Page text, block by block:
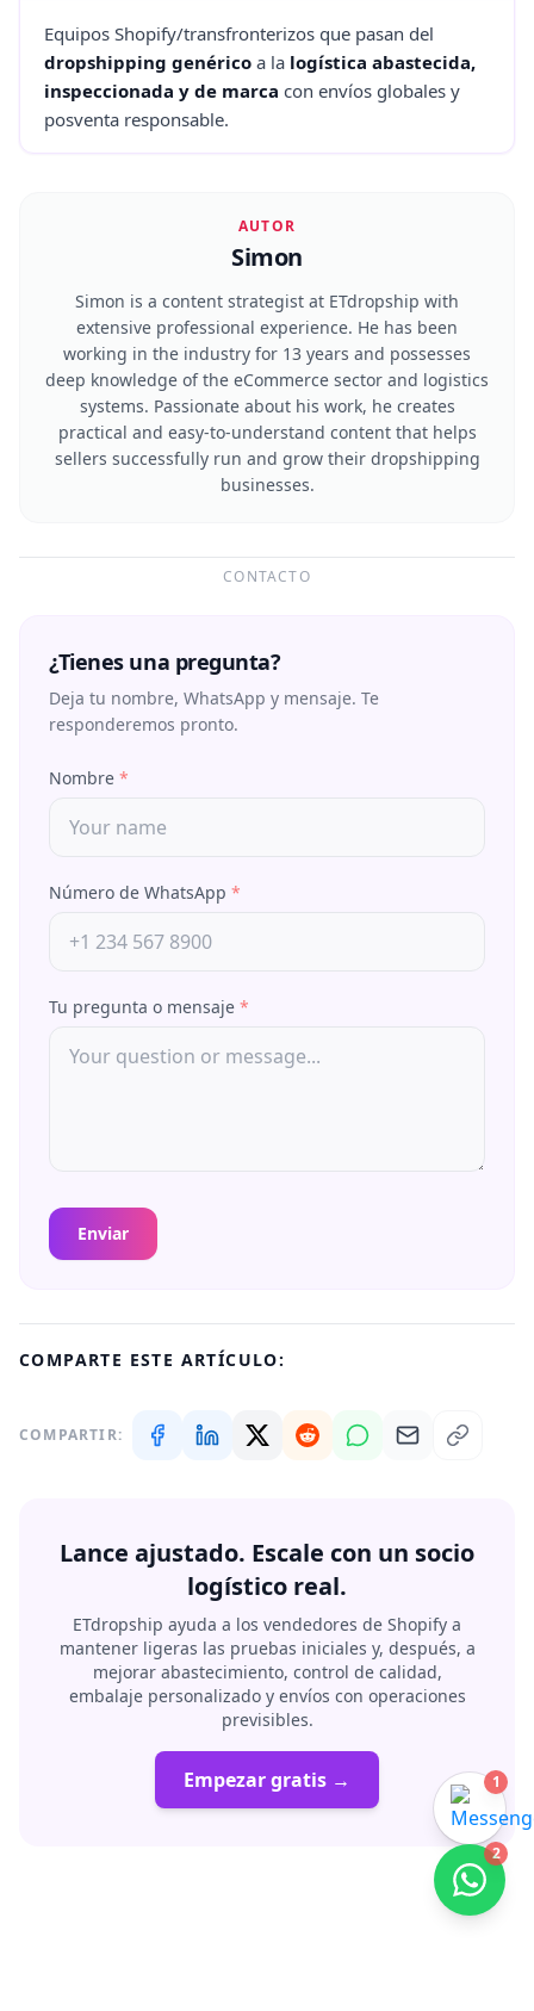
Equipos Shopify/transfronterizos que pasan del
dropshipping genérico a la logística abastecida,
inspeccionada y de marca con envíos globales y
posventa responsable.
AUTOR
Simon
Simon is a content strategist at ETdropship with
extensive professional experience. He has been
working in the industry for 13 years and possesses
deep knowledge of the eCommerce sector and logistics
systems. Passionate about his work, he creates
practical and easy-to-understand content that helps
sellers successfully run and grow their dropshipping
businesses.
CONTACTO
¿Tienes una pregunta?
Deja tu nombre, WhatsApp y mensaje. Te
responderemos pronto.
Nombre *
Número de WhatsApp *
Tu pregunta o mensaje *
Enviar
COMPARTE ESTE ARTÍCULO:
COMPARTIR:
Lance ajustado. Escale con un socio
logístico real.
ETdropship ayuda a los vendedores de Shopify a
mantener ligeras las pruebas iniciales y, después, a
mejorar abastecimiento, control de calidad,
embalaje personalizado y envíos con operaciones
previsibles.
Empezar gratis → 1
2